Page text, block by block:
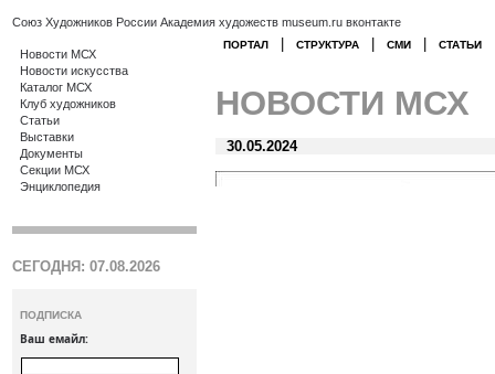
Союз Художников России Академия художеств museum.ru вконтакте
Новости МСХ
Новости искусства
Каталог МСХ
Клуб художников
Статьи
Выставки
Документы
Секции МСХ
Энциклопедия
СЕГОДНЯ: 07.08.2026
ПОДПИСКА
Ваш емайл:
ПОРТАЛ СТРУКТУРА СМИ СТАТЬИ
НОВОСТИ МСХ
30.05.2024